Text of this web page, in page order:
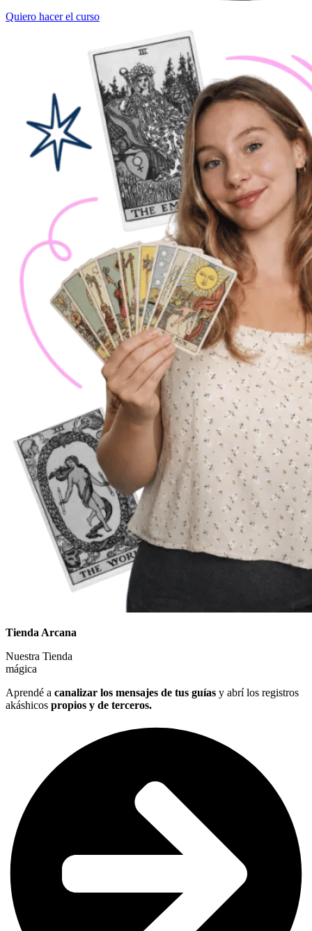
Quiero hacer el curso
Tienda Arcana
Nuestra Tienda
mágica
Aprendé a canalizar los mensajes de tus guías y abrí los registros
akáshicos propios y de terceros.